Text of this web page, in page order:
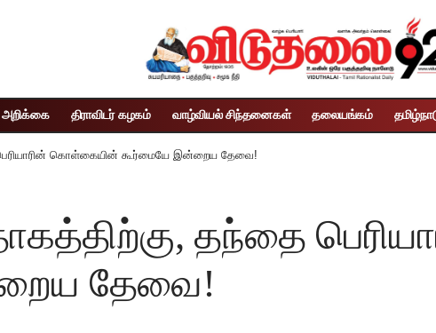
அறிக்கை திராவிடர் கழகம் வாழ்வியல் சிந்தனைகள் தலையங்கம்
பெரியாரின் கொள்கையின் கூர்மையே இன்றைய தேவை!
தந்தை
தேவை!